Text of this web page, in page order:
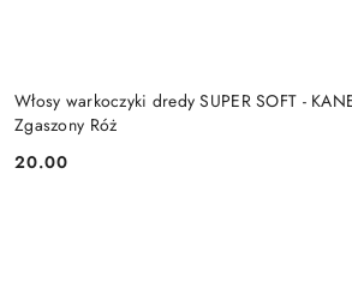
Włosy warkoczyki dredy SUPER SOFT -
Zgaszony Róż
Cena:
20.00